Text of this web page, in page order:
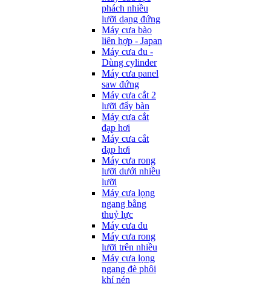
phách nhiều
lưỡi dạng đứng
Máy cưa bào
liên hợp - Japan
Máy cưa đu -
Dùng cylinder
Máy cưa panel
saw đứng
Máy cưa cắt 2
lưỡi đẩy bàn
Máy cưa cắt
đạp hơi
Máy cưa cắt
đạp hơi
Máy cưa rong
lưỡi dưới nhiều
lưỡi
Máy cưa lọng
ngang bằng
thuỷ lực
Máy cưa đu
Máy cưa rong
lưỡi trên nhiều
Máy cưa lọng
ngang đè phôi
khí nén